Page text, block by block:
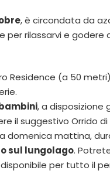
, è circondata da
per rilassarvi e godere
Residence (a 50
, a disposizione
il suggestivo Orrido di
domenica mattina,
sul lungolago.
per tutto il